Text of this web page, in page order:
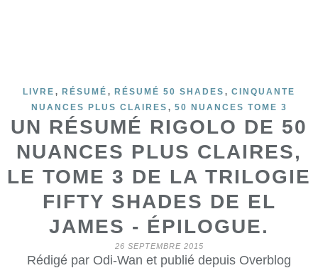
LIVRE , RÉSUMÉ , RÉSUMÉ 50 SHADES , CINQUANTE
NUANCES PLUS CLAIRES , 50 NUANCES TOME 3
UN RÉSUMÉ RIGOLO DE 50
NUANCES PLUS CLAIRES,
LE TOME 3 DE LA TRILOGIE
FIFTY SHADES DE EL
JAMES - ÉPILOGUE.
26 SEPTEMBRE 2015
Rédigé par Odi-Wan et publié depuis Overblog